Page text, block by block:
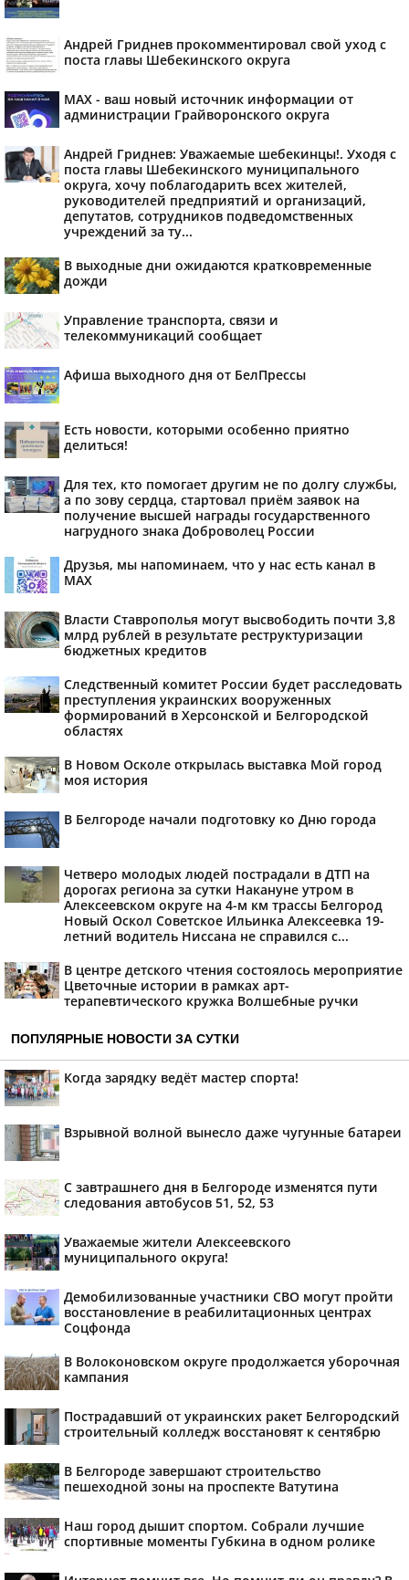
Андрей Гриднев прокомментировал свой уход с
поста главы Шебекинского округа
MAX - ваш новый источник информации от
администрации Грайворонского округа
Андрей Гриднев: Уважаемые шебекинцы!. Уходя с
поста главы Шебекинского муниципального
округа, хочу поблагодарить всех жителей,
руководителей предприятий и организаций,
депутатов, сотрудников подведомственных
учреждений за ту...
В выходные дни ожидаются кратковременные
дожди
Управление транспорта, связи и
телекоммуникаций сообщает
Афиша выходного дня от БелПрессы
Есть новости, которыми особенно приятно
делиться!
Для тех, кто помогает другим не по долгу службы,
а по зову сердца, стартовал приём заявок на
получение высшей награды государственного
нагрудного знака Доброволец России
Друзья, мы напоминаем, что у нас есть канал в
МАХ
Власти Ставрополья могут высвободить почти 3,8
млрд рублей в результате реструктуризации
бюджетных кредитов
Следственный комитет России будет расследовать
преступления украинских вооруженных
формирований в Херсонской и Белгородской
областях
В Новом Осколе открылась выставка Мой город
моя история
В Белгороде начали подготовку ко Дню города
Четверо молодых людей пострадали в ДТП на
дорогах региона за сутки Накануне утром в
Алексеевском округе на 4-м км трассы Белгород
Новый Оскол Советское Ильинка Алексеевка 19-
летний водитель Ниссана не справился с...
В центре детского чтения состоялось мероприятие
Цветочные истории в рамках арт-
терапевтического кружка Волшебные ручки
ПОПУЛЯРНЫЕ НОВОСТИ ЗА СУТКИ
Когда зарядку ведёт мастер спорта!
Взрывной волной вынесло даже чугунные батареи
С завтрашнего дня в Белгороде изменятся пути
следования автобусов 51, 52, 53
Уважаемые жители Алексеевского
муниципального округа!
Демобилизованные участники СВО могут пройти
восстановление в реабилитационных центрах
Соцфонда
В Волоконовском округе продолжается уборочная
кампания
Пострадавший от украинских ракет Белгородский
строительный колледж восстановят к сентябрю
В Белгороде завершают строительство
пешеходной зоны на проспекте Ватутина
Наш город дышит спортом. Собрали лучшие
спортивные моменты Губкина в одном ролике